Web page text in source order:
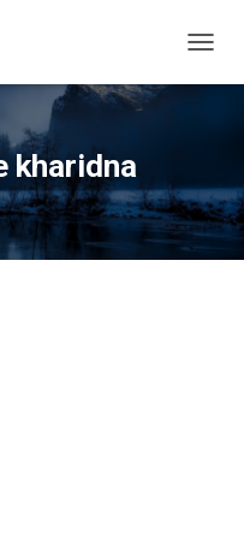
kharidna